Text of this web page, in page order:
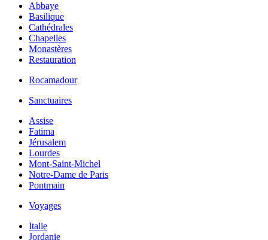
Abbaye
Basilique
Cathédrales
Chapelles
Monastères
Restauration
Rocamadour
Sanctuaires
Assise
Fatima
Jérusalem
Lourdes
Mont-Saint-Michel
Notre-Dame de Paris
Pontmain
Voyages
Italie
Jordanie